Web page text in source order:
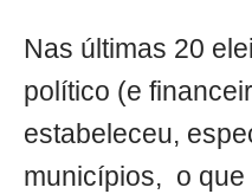
Nas últimas 20
político (e
estabeleceu,
municípios, o que